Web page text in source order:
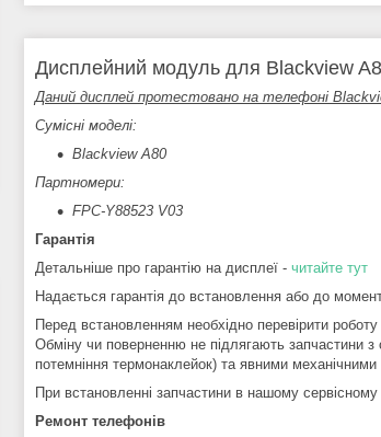
Дисплейний модуль для Blackview
Даний дисплей протестовано на телефоні
Сумісні моделі:
Blackview A80
Партномери:
FPC-Y88523 V03
Гарантія
Детальніше про гарантію на дисплеї - читайте тут
Надається гарантія до встановлення або до
Перед встановленням необхідно перевірити
Обміну чи поверненню не підлягають запчастини з
потемніння термонаклейок) та явними
При встановленні запчастини в нашому сервісному
Ремонт телефонів